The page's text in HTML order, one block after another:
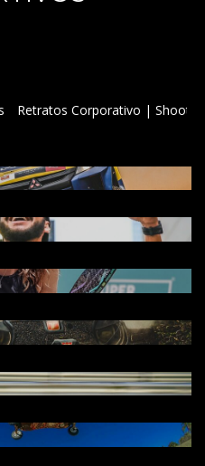
Retratos Corporativo |
RUN XP – SÃO JOSÉ
BT 200 DE BEACH
SC
2025